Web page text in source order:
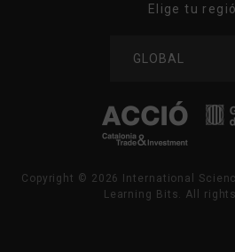
Elige tu
GLOBAL
Copyright © 2026
International
Learning Bits. All